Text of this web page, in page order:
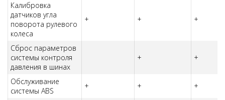
Калибровка
датчиков угла
поворота рулевого
колеса
+ + +
Сброс параметров
системы контроля
давления в шинах
+ +
Обслуживание
системы ABS
+ + +